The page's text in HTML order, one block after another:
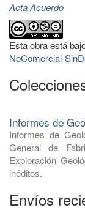
Acta Acuerdo
Esta obra está
NoComercial-
Informes de
Informes de
General de
Exploración
inéditos.
Envíos